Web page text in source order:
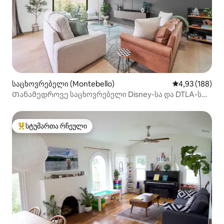
საცხოვრებელი (Montebello) საშუალო
4,93 (188)
Თანამედროვე საცხოვრებელი Disney-სა და DTLA-ს
სტუმართა რჩეული მოწინავე ვარიანტი
სტუმართა რჩეული